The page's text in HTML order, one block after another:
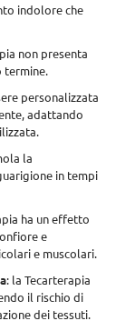
indolore che
non presenta
termine.
personalizzata
adattando
la
in tempi
ha un effetto
e
e muscolari.
: la Tecarterapia
il rischio di
dei tessuti.